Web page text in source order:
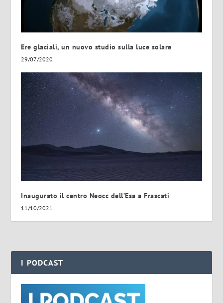
Ere glaciali, un nuovo studio sulla luce solare
29/07/2020
Inaugurato il centro Neocc dell’Esa a Frascati
11/10/2021
I PODCAST